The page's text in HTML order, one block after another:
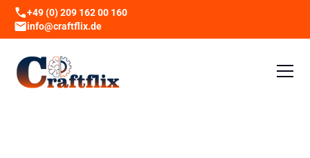
+49 (0) 209 162 00 160
info@craftflix.de